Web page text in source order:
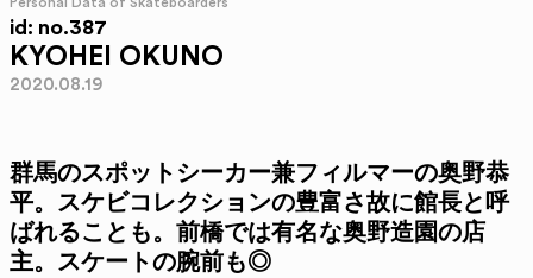
Personal Data of Skateboarders
id: no.387
KYOHEI OKUNO
2020.08.19
群馬のスポットシーカー兼フィルマーの奥野恭
平。スケビコレクションの豊富さ故に館長と呼
ばれることも。前橋では有名な奥野造園の店
主。スケートの腕前も◎